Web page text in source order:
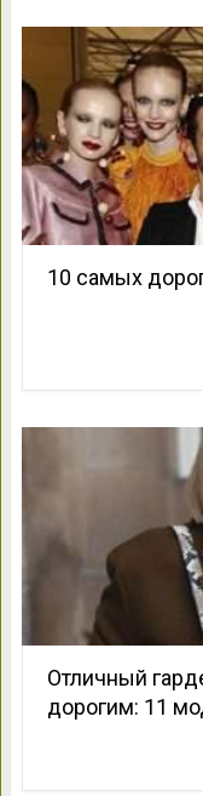
10 самых
Отличный
дорогим: 11